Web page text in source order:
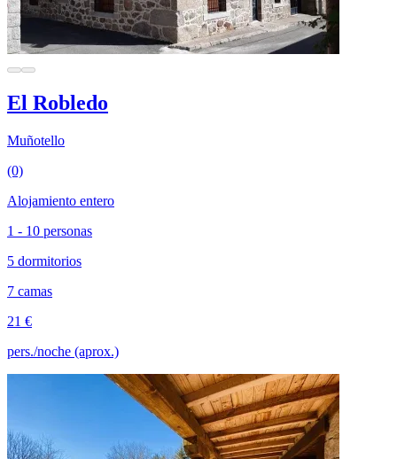
El Robledo
Muñotello
(0)
Alojamiento entero
1 - 10 personas
5 dormitorios
7 camas
21 €
pers./noche (aprox.)